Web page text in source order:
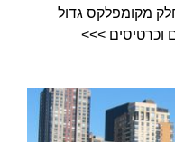
מקומפלקס גדול
וכרטיסים >>>